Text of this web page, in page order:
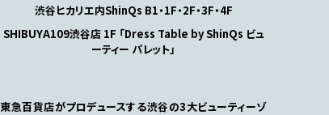
渋谷ヒカリエ内ShinQs B1・1F・2F・3F・4F
SHIBUYA109渋谷店 1F 「Dress Table by ShinQs ビュ
ーティー パレット」
東急百貨店がプロデュースする渋谷の3大ビューティーゾ